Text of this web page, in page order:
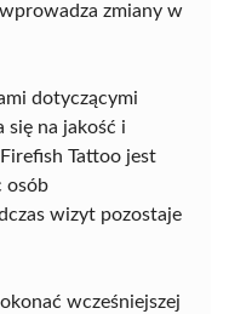
zmiany w
dotyczącymi
się na jakość i
Tattoo jest
osób
wizyt pozostaje
wcześniejszej